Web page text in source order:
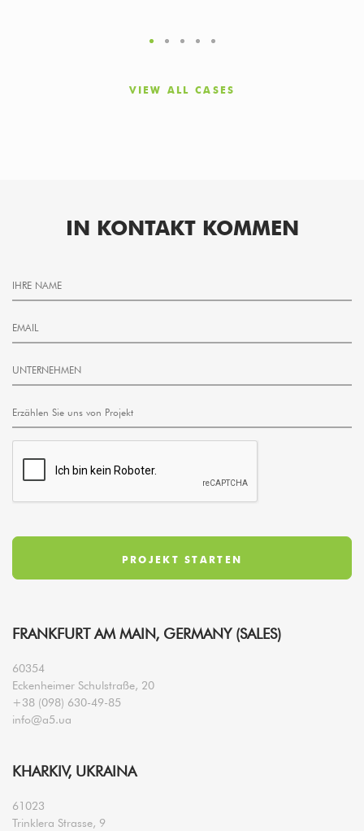
VIEW ALL CASES
IN KONTAKT KOMMEN
FRANKFURT AM MAIN, GERMANY (SALES)
60354
Eckenheimer Schulstraße, 20
+38 (098) 630-49-85
info@a5.ua
KHARKIV, UKRAINA
61023
Trinklera Strasse, 9